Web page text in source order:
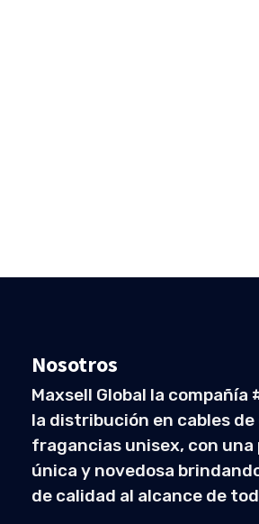
Nosotros
Maxsell Global la compañía
la distribución en cables de
fragancias unisex, con
única y novedosa
de calidad al alcance de